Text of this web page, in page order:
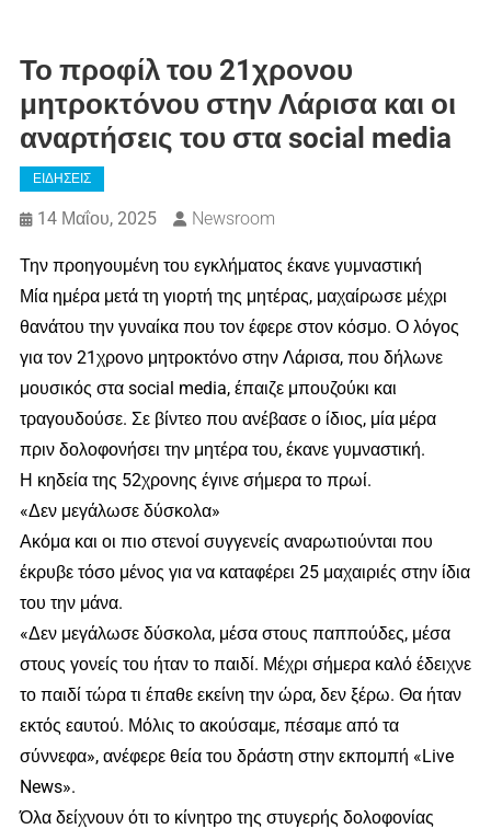
Το προφίλ του 21χρονου
μητροκτόνου στην Λάρισα και οι
αναρτήσεις του στα social media
ΕΙΔΗΣΕΙΣ
14 Μαΐου, 2025 Newsroom
Την προηγουμένη του εγκλήματος έκανε γυμναστική
Μία ημέρα μετά τη γιορτή της μητέρας, μαχαίρωσε μέχρι
θανάτου την γυναίκα που τον έφερε στον κόσμο. Ο λόγος
για τον 21χρονο μητροκτόνο στην Λάρισα, που δήλωνε
μουσικός στα social media, έπαιζε μπουζούκι και
τραγουδούσε. Σε βίντεο που ανέβασε ο ίδιος, μία μέρα
πριν δολοφονήσει την μητέρα του, έκανε γυμναστική.
Η κηδεία της 52χρονης έγινε σήμερα το πρωί.
«Δεν μεγάλωσε δύσκολα»
Ακόμα και οι πιο στενοί συγγενείς αναρωτιούνται που
έκρυβε τόσο μένος για να καταφέρει 25 μαχαιριές στην ίδια
του την μάνα.
«Δεν μεγάλωσε δύσκολα, μέσα στους παππούδες, μέσα
στους γονείς του ήταν το παιδί. Μέχρι σήμερα καλό έδειχνε
το παιδί τώρα τι έπαθε εκείνη την ώρα, δεν ξέρω. Θα ήταν
εκτός εαυτού. Μόλις το ακούσαμε, πέσαμε από τα
σύννεφα», ανέφερε θεία του δράστη στην εκπομπή «Live
News».
Όλα δείχνουν ότι το κίνητρο της στυγερής δολοφονίας